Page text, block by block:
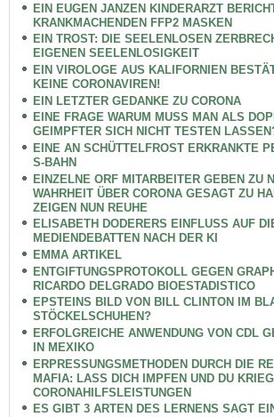
EIN EUGEN JANZEN KINDERARZT
KRANKMACHENDEN FFP2 MASKEN
EIN TROST: DIE SEELENLOSEN
EIGENEN SEELENLOSIGKEIT
EIN VIROLOGE AUS KALIFORNIEN
KEINE CORONAVIREN!
EIN LETZTER GEDANKE ZU CORONA
EINE FRAGE WARUM MUSS MAN ALS
GEIMPFTER SICH NICHT TESTEN
EINE AN SCHÜTTELFROST ERKRANKTE
S-BAHN
EINZELNE ORF MITARBEITER GEBEN ZU
WAHRHEIT ÜBER CORONA GESAGT ZU
ZEIGEN NUN REUHE
ELISABETH DODERERS EINFLUSS AUF
MEDIENDEBATTEN NACH DER KI
EMMA ARTIKEL
ENTGIFTUNGSPROTOKOLL GEGEN
RICARDO DELGRADO BIOESTADISTICO
EPSTEINS BILD VON BILL CLINTON IM
STÖCKELSCHUHEN?
ERFOLGREICHE ANWENDUNG VON CDL
IN MEXIKO
ERPRESSUNGSMETHODEN DURCH DIE
MAFIA: LASS DICH IMPFEN UND DU
CORONAHILFSLEISTUNGEN
ES GIBT 3 ARTEN DES LERNENS SAGT